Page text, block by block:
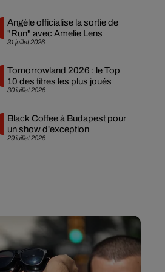
31 juillet 2026
Angèle officialise la sortie de
"Run" avec Amelie Lens
30 juillet 2026
Tomorrowland 2026 : le Top
10 des titres les plus joués
29 juillet 2026
Black Coffee à Budapest pour
un show d'exception